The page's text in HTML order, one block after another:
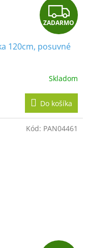
Z
A
D
A
R
M
ZADARMO
120cm, posuvné
Skladom
Do košíka
Kód: PAN04461